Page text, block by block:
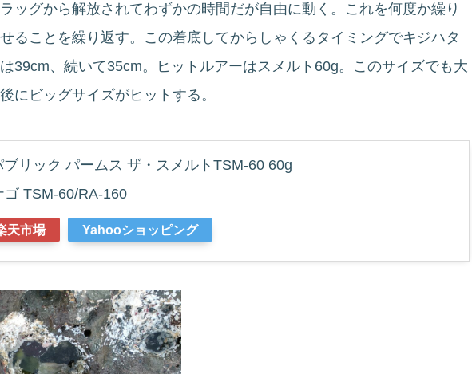
ッグから解放されてわずかの時間だが自由に動く。これを何度か繰り
ることを繰り返す。この着底してからしゃくるタイミングでキジハタ
39cm、続いて35cm。ヒットルアーはスメルト60g。このサイズでも大
にビッグサイズがヒットする。
リック パームス ザ・スメルトTSM-60 60g
TSM-60/RA-160
天市場 Yahooショッピング